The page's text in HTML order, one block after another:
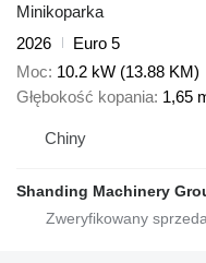
Minikoparka
2026
Euro 5
Moc 10.2 kW (13.88 KM)
Głębokość kopania 1,65
Chiny
Shanding Machinery